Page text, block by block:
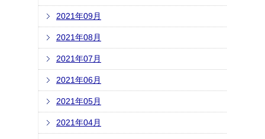
2021年09月
2021年08月
2021年07月
2021年06月
2021年05月
2021年04月